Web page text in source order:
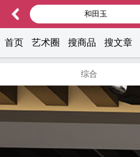
首页 艺术圈 搜商品 搜文章
综合